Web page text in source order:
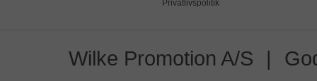
Privatlivspolitik
Wilke Promotion A/S |